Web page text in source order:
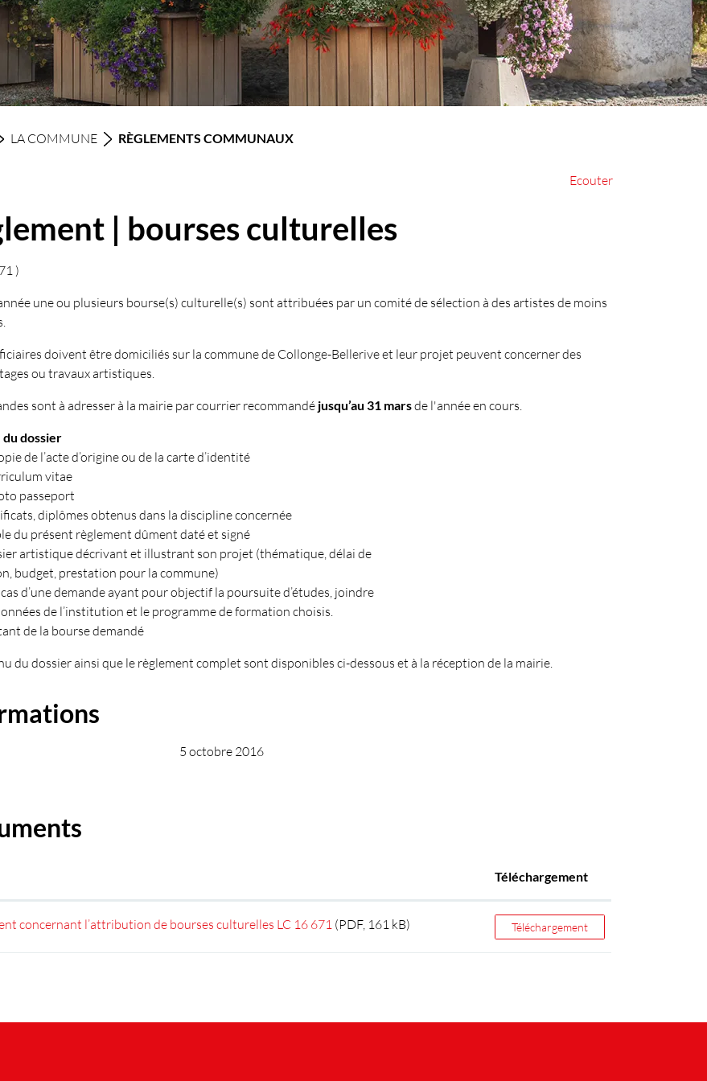
LA COMMUNE RÈGLEMENTS COMMUNAUX(sélectionné)
Ecouter
| bourses culturelles
)
une ou plusieurs bourse(s) culturelle(s) sont attribuées par un comité de sélection à des artistes de moins
doivent être domiciliés sur la commune de Collonge-Bellerive et leur projet peuvent concerner des
ou travaux artistiques.
sont à adresser à la mairie par courrier recommandé jusqu’au 31 marsde l'année en cours.
dossier
de l’acte d’origine ou de la carte d’identité
vitae
passeport
diplômes obtenus dans la discipline concernée
du présent règlement dûment daté et signé
artistique décrivant et illustrant son projet (thématique, délai de
budget, prestation pour la commune)
d’une demande ayant pour objectif la poursuite d’études, joindre
de l’institution et le programme de formation choisis.
de la bourse demandé
du dossier ainsi que le règlement complet sont disponibles ci-dessous et à la réception de la mairie.
5 octobre 2016
Téléchargement
concernant l’attribution de bourses culturelles LC 16 671 (PDF, 161 kB) Téléchargement